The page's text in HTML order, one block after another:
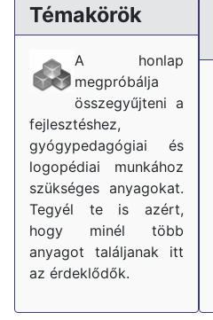
Témakörök
A honlap
megpróbálja
összegyűjteni a
fejlesztéshez,
gyógypedagógiai és
logopédiai munkához
szükséges anyagokat.
Tegyél te is azért,
hogy minél több
anyagot találjanak itt
az érdeklődők.